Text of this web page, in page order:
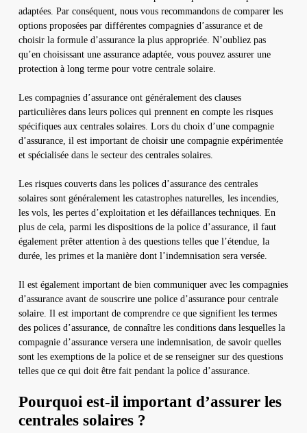
adaptées. Par conséquent, nous vous recommandons de comparer les
options proposées par différentes compagnies d’assurance et de
choisir la formule d’assurance la plus appropriée. N’oubliez pas
qu’en choisissant une assurance adaptée, vous pouvez assurer une
protection à long terme pour votre centrale solaire.
Les compagnies d’assurance ont généralement des clauses
particulières dans leurs polices qui prennent en compte les risques
spécifiques aux centrales solaires. Lors du choix d’une compagnie
d’assurance, il est important de choisir une compagnie expérimentée
et spécialisée dans le secteur des centrales solaires.
Les risques couverts dans les polices d’assurance des centrales
solaires sont généralement les catastrophes naturelles, les incendies,
les vols, les pertes d’exploitation et les défaillances techniques. En
plus de cela, parmi les dispositions de la police d’assurance, il faut
également prêter attention à des questions telles que l’étendue, la
durée, les primes et la manière dont l’indemnisation sera versée.
Il est également important de bien communiquer avec les compagnies
d’assurance avant de souscrire une police d’assurance pour centrale
solaire. Il est important de comprendre ce que signifient les termes
des polices d’assurance, de connaître les conditions dans lesquelles la
compagnie d’assurance versera une indemnisation, de savoir quelles
sont les exemptions de la police et de se renseigner sur des questions
telles que ce qui doit être fait pendant la police d’assurance.
Pourquoi est-il important d’assurer les
centrales solaires ?